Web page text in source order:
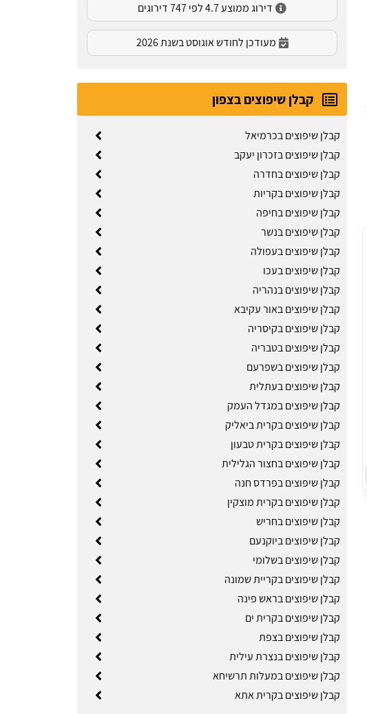
דירוג ממוצע 4.7 לפי 747 דירוגים
מעודכן לחודש אוגוסט בשנת 2026
קבלן שיפוצים בצפון
קבלן שיפוצים בכרמיאל
קבלן שיפוצים בזכרון יעקב
קבלן שיפוצים בחדרה
קבלן שיפוצים בקריות
קבלן שיפוצים בחיפה
קבלן שיפוצים בנשר
קבלן שיפוצים בעפולה
קבלן שיפוצים בעכו
קבלן שיפוצים בנהריה
קבלן שיפוצים באור עקיבא
קבלן שיפוצים בקיסריה
קבלן שיפוצים בטבריה
קבלן שיפוצים בשפרעם
קבלן שיפוצים בעתלית
קבלן שיפוצים במגדל העמק
קבלן שיפוצים בקרית ביאליק
קבלן שיפוצים בקרית טבעון
קבלן שיפוצים בחצור הגלילית
קבלן שיפוצים בפרדס חנה
קבלן שיפוצים בקרית מוצקין
קבלן שיפוצים בחריש
קבלן שיפוצים ביוקנעם
קבלן שיפוצים בשלומי
קבלן שיפוצים בקריית שמונה
קבלן שיפוצים בראש פינה
קבלן שיפוצים בקרית ים
קבלן שיפוצים בצפת
קבלן שיפוצים בנצרת עילית
קבלן שיפוצים במעלות תרשיחא
קבלן שיפוצים בקרית אתא